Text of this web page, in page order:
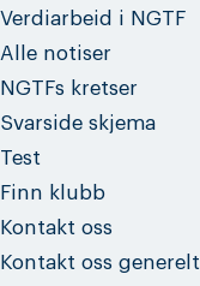
Verdiarbeid i NGTF
Alle notiser
NGTFs kretser
Svarside skjema
Test
Finn klubb
Kontakt oss
Kontakt oss generelt